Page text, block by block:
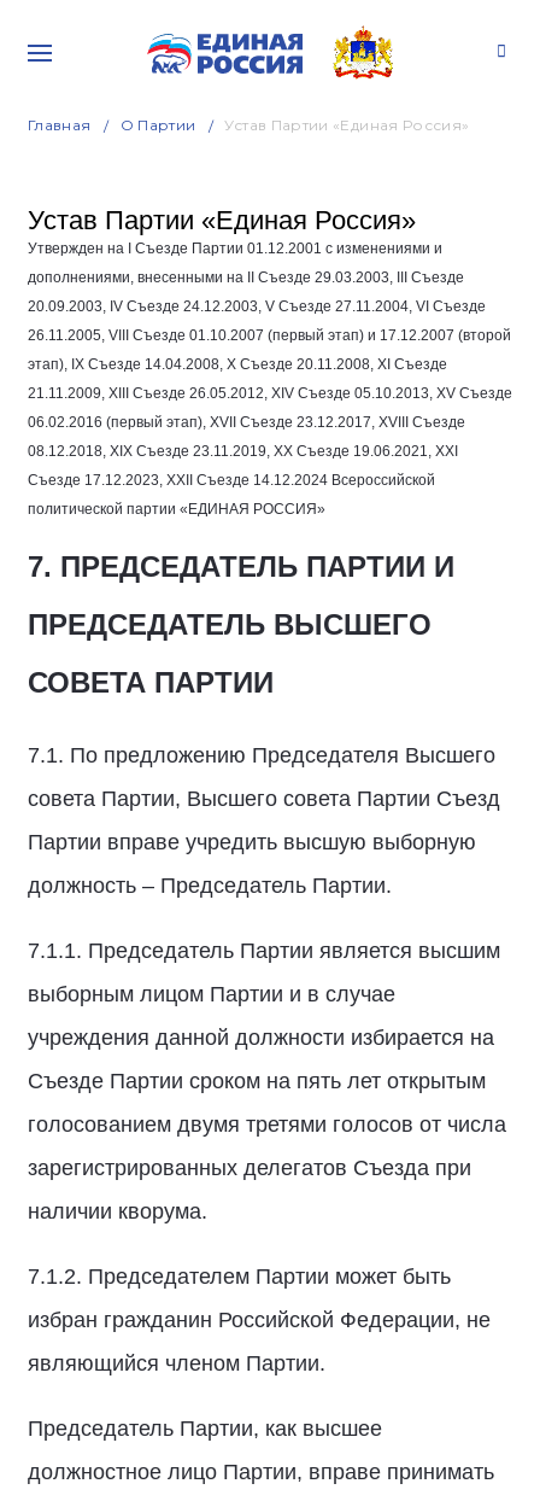
Главная О Партии Устав Партии «Единая Россия»
Устав Партии «Единая Россия»
Утвержден на I Съезде Партии 01.12.2001 с изменениями и
дополнениями, внесенными на II Съезде 29.03.2003, III Съезде
20.09.2003, IV Съезде 24.12.2003, V Съезде 27.11.2004, VI Съезде
26.11.2005, VIII Съезде 01.10.2007 (первый этап) и 17.12.2007 (второй
этап), IX Съезде 14.04.2008, Х Съезде 20.11.2008, ХI Съезде
21.11.2009, ХIII Съезде 26.05.2012, ХIV Съезде 05.10.2013, ХV Съезде
06.02.2016 (первый этап), XVII Съезде 23.12.2017, XVIII Съезде
08.12.2018, XIX Съезде 23.11.2019, XX Съезде 19.06.2021, XXI
Съезде 17.12.2023, XXII Съезде 14.12.2024 Всероссийской
политической партии «ЕДИНАЯ РОССИЯ»
7. ПРЕДСЕДАТЕЛЬ ПАРТИИ И
ПРЕДСЕДАТЕЛЬ ВЫСШЕГО
СОВЕТА ПАРТИИ
7.1. По предложению Председателя Высшего
совета Партии, Высшего совета Партии Съезд
Партии вправе учредить высшую выборную
должность – Председатель Партии.
7.1.1. Председатель Партии является высшим
выборным лицом Партии и в случае
учреждения данной должности избирается на
Съезде Партии сроком на пять лет открытым
голосованием двумя третями голосов от числа
зарегистрированных делегатов Съезда при
наличии кворума.
7.1.2. Председателем Партии может быть
избран гражданин Российской Федерации, не
являющийся членом Партии.
Председатель Партии, как высшее
должностное лицо Партии, вправе принимать